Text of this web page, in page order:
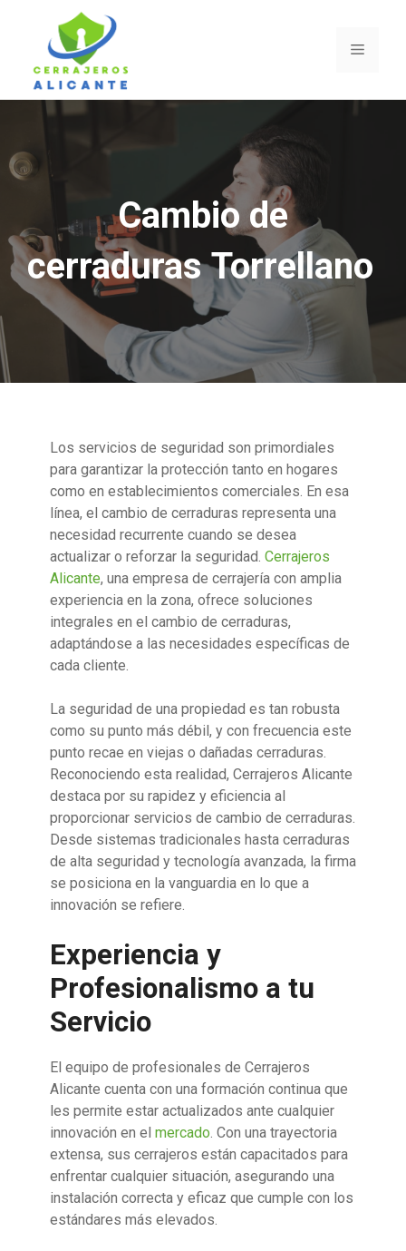
contenido
Menú
Cambio de
cerraduras Torrellano
Los servicios de seguridad son primordiales
para garantizar la protección tanto en hogares
como en establecimientos comerciales. En esa
línea, el cambio de cerraduras representa una
necesidad recurrente cuando se desea
actualizar o reforzar la seguridad. Cerrajeros
Alicante, una empresa de cerrajería con amplia
experiencia en la zona, ofrece soluciones
integrales en el cambio de cerraduras,
adaptándose a las necesidades específicas de
cada cliente.
La seguridad de una propiedad es tan robusta
como su punto más débil, y con frecuencia este
punto recae en viejas o dañadas cerraduras.
Reconociendo esta realidad, Cerrajeros Alicante
destaca por su rapidez y eficiencia al
proporcionar servicios de cambio de cerraduras.
Desde sistemas tradicionales hasta cerraduras
de alta seguridad y tecnología avanzada, la firma
se posiciona en la vanguardia en lo que a
innovación se refiere.
Experiencia y
Profesionalismo a tu
Servicio
El equipo de profesionales de Cerrajeros
Alicante cuenta con una formación continua que
les permite estar actualizados ante cualquier
innovación en el mercado . Con una trayectoria
extensa, sus cerrajeros están capacitados para
enfrentar cualquier situación, asegurando una
instalación correcta y eficaz que cumple con los
estándares más elevados.